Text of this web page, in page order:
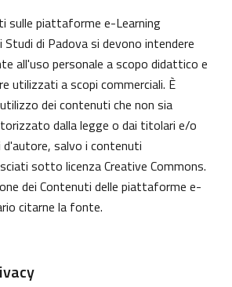
sulle piattaforme e-Learning
Studi di Padova si devono intendere
all'uso personale a scopo didattico e
utilizzati a scopi commerciali. È
dei contenuti che non sia
dalla legge o dai titolari e/o
salvo i contenuti
sotto licenza Creative Commons.
dei Contenuti delle piattaforme e-
citarne la fonte.